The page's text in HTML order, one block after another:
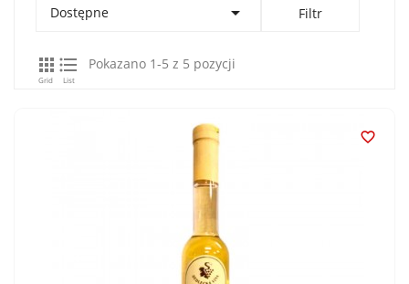
Dostępne  Filtr

Grid

List
Pokazano 1-5 z 5 pozycji
